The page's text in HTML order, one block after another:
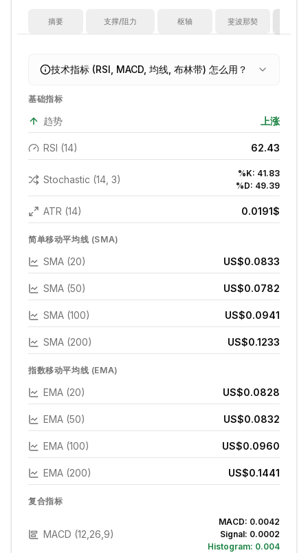
摘要 支撑/阻力 枢轴 斐波那契
技术指标 (RSI, MACD, 均线, 布林带) 怎么用？
基础指标
趋势 上涨
RSI (14) 62.43
Stochastic (14, 3)
%K: 41.83
%D: 49.39
ATR (14) 0.0191$
简单移动平均线 (SMA)
SMA (20) US$0.0833
SMA (50) US$0.0782
SMA (100) US$0.0941
SMA (200) US$0.1233
指数移动平均线 (EMA)
EMA (20) US$0.0828
EMA (50) US$0.0832
EMA (100) US$0.0960
EMA (200) US$0.1441
复合指标
MACD (12,26,9)
MACD: 0.0042
Signal: 0.0002
Histogram: 0.004